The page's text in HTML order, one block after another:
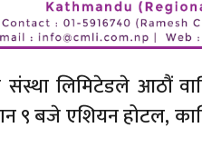
संस्था लिमिटेडले आठौं
९ बजे एशियन होटल,